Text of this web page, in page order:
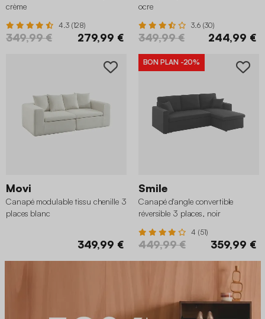
crème
4.3 (128)
349,99 € 279,99 €
ocre
3.6 (30)
349,99 € 244,99 €
Movi
Canapé modulable tissu chenille 3
places blanc
349,99 €
BON PLAN -20%
Smile
Canapé d'angle convertible
réversible 3 places, noir
4 (51)
449,99 € 359,99 €